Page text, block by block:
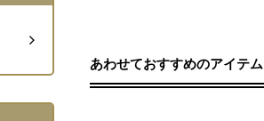
あわせておすすめのアイテム